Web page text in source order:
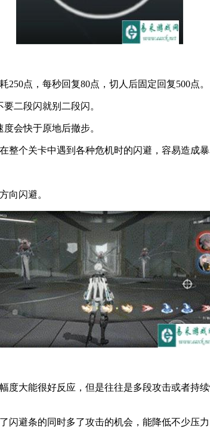
点，每秒回复80点，切人后固定回复500点。
二段闪就别二段闪。
会快于原地后撤步。
个关卡中遇到各种危机时的闪避，容易造成暴
向闪避。
大能很好反应，但是往往是多段攻击或者持
闪避条的同时多了攻击的机会，能降低不少压